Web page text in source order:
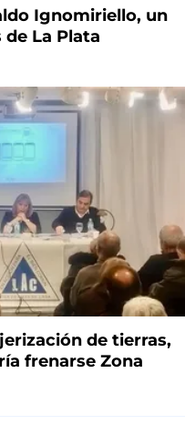
Ignomiriello, un
La Plata
de tierras,
frenarse Zona